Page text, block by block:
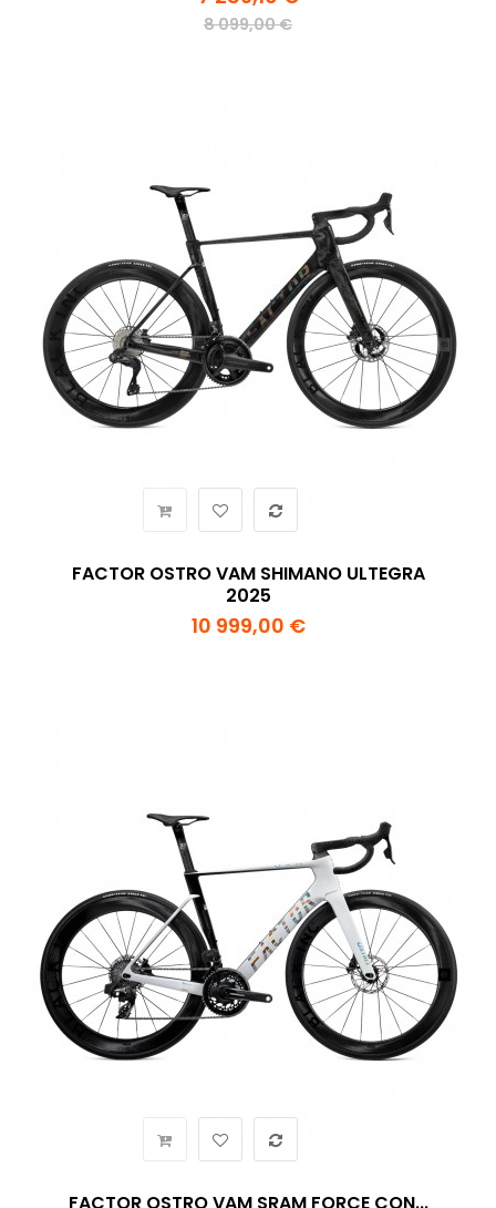
8 099,00 €
FACTOR OSTRO VAM SHIMANO ULTEGRA
2025
10 999,00 €